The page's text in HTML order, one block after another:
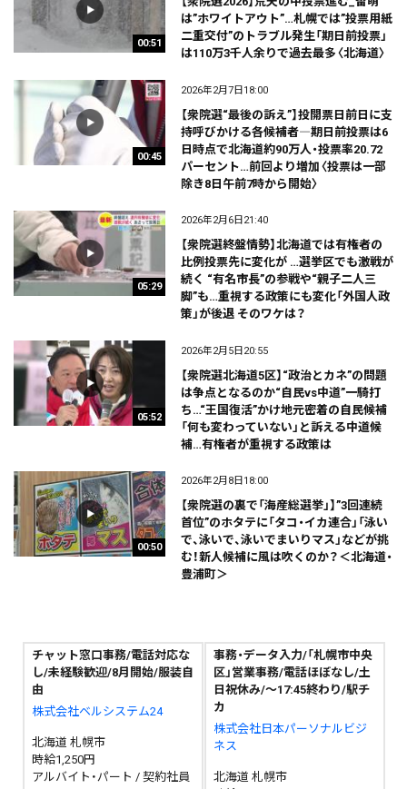
00:51
は”ホワイトアウト”…札幌では”投票用紙
二重交付”のトラブル発生「期日前投票」
は110万3千人余りで過去最多〈北海道〉
00:45
2026年2月7日18:00
【衆院選“最後の訴え”】投開票日前日に支
持呼びかける各候補者―期日前投票は6
日時点で北海道約90万人・投票率20.72
パーセント…前回より増加〈投票は一部
除き8日午前7時から開始〉
05:29
2026年2月6日21:40
【衆院選終盤情勢】北海道では有権者の
比例投票先に変化が …選挙区でも激戦が
続く “有名市長”の参戦や“親子二人三
脚”も…重視する政策にも変化「外国人政
策」が後退 そのワケは？
05:52
2026年2月5日20:55
【衆院選北海道5区】“政治とカネ”の問題
は争点となるのか“自民vs中道”一騎打
ち…“王国復活”かけ地元密着の自民候補
「何も変わっていない」と訴える中道候
補…有権者が重視する政策は
00:50
2026年2月8日18:00
【衆院選の裏で「海産総選挙」】”3回連続
首位”のホタテに「タコ・イカ連合」「泳い
で、泳いで、泳いでまいりマス」などが挑
む！新人候補に風は吹くのか？＜北海道・
豊浦町＞
チャット窓口事務/電話対応な
し/未経験歓迎/8月開始/服装自
由
株式会社ベルシステム24
北海道 札幌市
時給1,250円
アルバイト・パート / 契約社員
事務・データ入力/「札幌市中央
区」営業事務/電話ほぼなし/土
日祝休み/～17:45終わり/駅チ
カ
株式会社日本パーソナルビジ
ネス
北海道 札幌市